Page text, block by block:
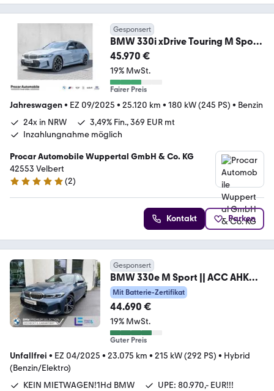
Gesponsert
BMW 330i xDrive Touring M Sport
HUD ACC 360°KAM RFK
45.970 €
19% MwSt.
Fairer Preis
Jahreswagen• EZ 09/2025 • 25.120 km • 180 kW (245 PS) • Benzin
24x in NRW
3,49% Fin., 369 EUR mt
Inzahlungnahme möglich
Procar Automobile Wuppertal GmbH & Co. KG
42553 Velbert
5 Sterne
(2)
Kontakt Parken
Gesponsert
BMW 330e M Sport || ACC AHK
HUD Pano 360°
Mit Batterie-Zertifikat
44.690 €
19% MwSt.
Guter Preis
Unfallfrei • EZ 04/2025 • 23.075 km • 215 kW (292 PS) • Hybrid
(Benzin/Elektro)
KEIN MIETWAGEN!1Hd BMW
UPE: 80.970,- EUR!!!